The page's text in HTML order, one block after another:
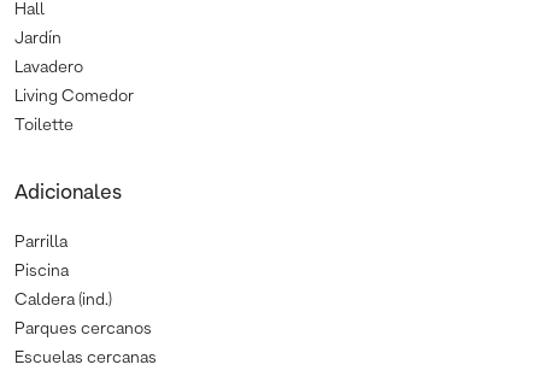
Hall
Jardín
Lavadero
Living Comedor
Toilette
Adicionales
Parrilla
Piscina
Caldera (ind.)
Parques cercanos
Escuelas cercanas